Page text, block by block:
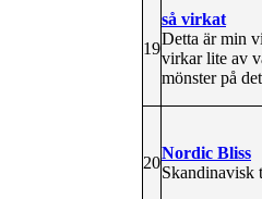
19
så virkat
Detta är min
virkar lite av
mönster på
20
Nordic Bliss
Skandinavisk